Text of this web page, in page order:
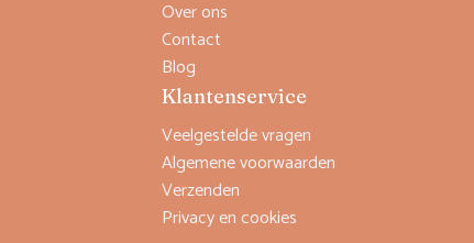
Over ons
Contact
Blog
Klantenservice
Veelgestelde vragen
Algemene voorwaarden
Verzenden
Privacy en cookies